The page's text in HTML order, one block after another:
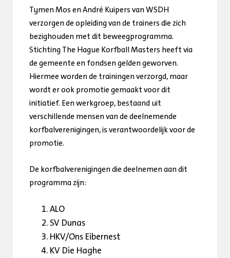
Tymen Mos en André Kuipers van WSDH
verzorgen de opleiding van de trainers die zich
bezighouden met dit beweegprogramma.
Stichting The Hague Korfball Masters heeft via
de gemeente en fondsen gelden geworven.
Hiermee worden de trainingen verzorgd, maar
wordt er ook promotie gemaakt voor dit
initiatief. Een werkgroep, bestaand uit
verschillende mensen van de deelnemende
korfbalverenigingen, is verantwoordelijk voor de
promotie.
De korfbalverenigingen die deelnemen aan dit
programma zijn:
ALO
SV Dunas
HKV/Ons Eibernest
KV Die Haghe